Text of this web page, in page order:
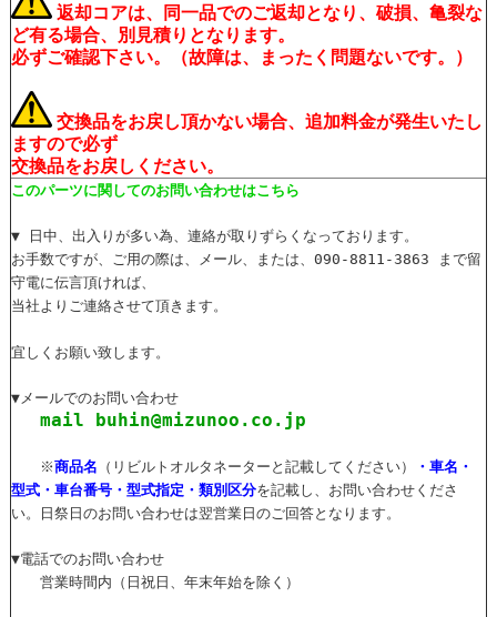
返却コアは、同一品でのご返却となり、破損、亀裂な
ど有る場合、別見積りとなります。
必ずご確認下さい。（故障は、まったく問題ないです。）
交換品をお戻し頂かない場合、追加料金が発生いたし
ますので必ず
交換品をお戻しください。
このパーツに関してのお問い合わせはこちら
▼ 日中、出入りが多い為、連絡が取りずらくなっております。
お手数ですが、ご用の際は、メール、または、090-8811-3863 まで留
守電に伝言頂ければ、
当社よりご連絡させて頂きます。
宜しくお願い致します。
▼メールでのお問い合わせ
mail buhin@mizunoo.co.jp
※商品名 （リビルトオルタネーターと記載してください）
・車名・
型式・車台番号・型式指定・類別区分を記載し、お問い合わせくださ
い。日祭日のお問い合わせは翌営業日のご回答となります。
▼電話でのお問い合わせ
営業時間内（日祝日、年末年始を除く）